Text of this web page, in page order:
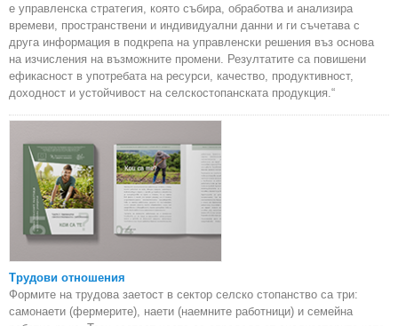
е управленска стратегия, която събира, обработва и анализира
времеви, пространствени и индивидуални данни и ги съчетава с
друга информация в подкрепа на управленски решения въз основа
на изчисления на възможните промени. Резултатите са повишени
ефикасност в употребата на ресурси, качество, продуктивност,
доходност и устойчивост на селскостопанската продукция.“
Трудови отношения
Формите на трудова заетост в сектор селско стопанство са три:
самонаети (фермерите), наети (наемните работници) и семейна